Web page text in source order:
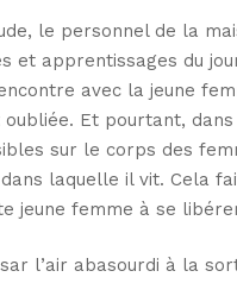
le personnel de la
et apprentissages du
avec la jeune
oubliée. Et pourtant,
sur le corps des
laquelle il vit. Cela
jeune femme à se
l’air abasourdi à la